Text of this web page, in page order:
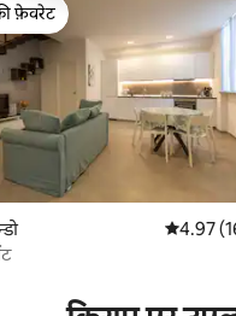
फ़ेवरेट
फ़ेवरेट
औसत4.97